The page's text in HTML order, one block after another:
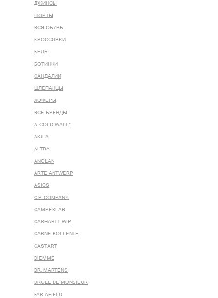
ДЖИНСЫ
ШОРТЫ
ВСЯ ОБУВЬ
КРОССОВКИ
КЕДЫ
БОТИНКИ
САНДАЛИИ
ШЛЕПАНЦЫ
ЛОФЕРЫ
ВСЕ БРЕНДЫ
A-COLD-WALL*
AKILA
ALTRA
ANGLAN
ARTE ANTWERP
ASICS
C.P. COMPANY
CAMPERLAB
CARHARTT WIP
CARNE BOLLENTE
CASTART
DIEMME
DR. MARTENS
DROLE DE MONSIEUR
FAR AFIELD